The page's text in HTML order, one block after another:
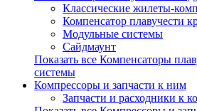
Классические жилеты-
Компенсатор плавучести
Модульные системы
Сайдмаунт
Показать все Компенсаторы
системы
Компрессоры и запчасти к ним
Запчасти и расходники к